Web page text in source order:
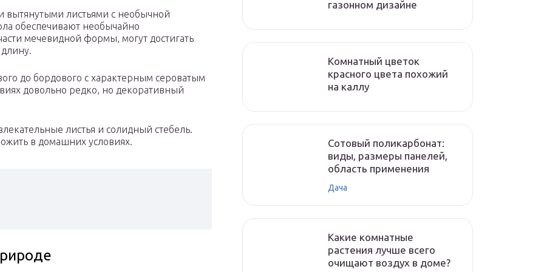
вытянутыми листьями с необычной
обеспечивают необычайно
мечевидной формы, могут достигать
до бордового с характерным сероватым
довольно редко, но декоративный
листья и солидный стебель.
в домашних условиях.
газонном дизайне
Комнатный цветок
красного цвета похожий
на каллу
Сотовый поликарбонат:
виды, размеры панелей,
область применения
Дача
Какие комнатные
растения лучше всего
очищают воздух в доме?